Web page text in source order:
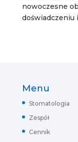
nowoczesne
doświadczeniu
Menu
Stomatologia
Zespół
Cennik